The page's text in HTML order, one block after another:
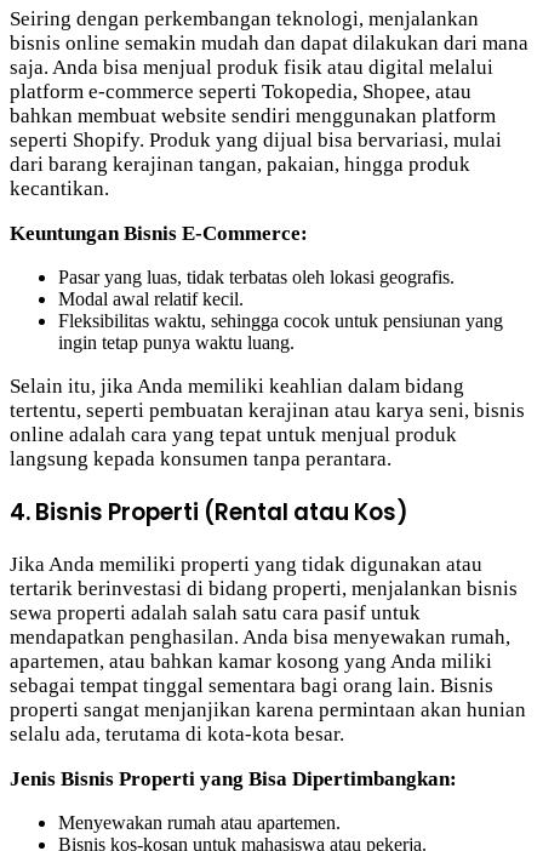
Seiring dengan perkembangan teknologi, menjalankan
bisnis online semakin mudah dan dapat dilakukan dari mana
saja. Anda bisa menjual produk fisik atau digital melalui
platform e-commerce seperti Tokopedia, Shopee, atau
bahkan membuat website sendiri menggunakan platform
seperti Shopify. Produk yang dijual bisa bervariasi, mulai
dari barang kerajinan tangan, pakaian, hingga produk
kecantikan.
Keuntungan Bisnis E-Commerce:
Pasar yang luas, tidak terbatas oleh lokasi geografis.
Modal awal relatif kecil.
Fleksibilitas waktu, sehingga cocok untuk pensiunan yang
ingin tetap punya waktu luang.
Selain itu, jika Anda memiliki keahlian dalam bidang
tertentu, seperti pembuatan kerajinan atau karya seni, bisnis
online adalah cara yang tepat untuk menjual produk
langsung kepada konsumen tanpa perantara.
4. Bisnis Properti (Rental atau Kos)
Jika Anda memiliki properti yang tidak digunakan atau
tertarik berinvestasi di bidang properti, menjalankan bisnis
sewa properti adalah salah satu cara pasif untuk
mendapatkan penghasilan. Anda bisa menyewakan rumah,
apartemen, atau bahkan kamar kosong yang Anda miliki
sebagai tempat tinggal sementara bagi orang lain. Bisnis
properti sangat menjanjikan karena permintaan akan hunian
selalu ada, terutama di kota-kota besar.
Jenis Bisnis Properti yang Bisa Dipertimbangkan:
Menyewakan rumah atau apartemen.
Bisnis kos-kosan untuk mahasiswa atau pekerja.